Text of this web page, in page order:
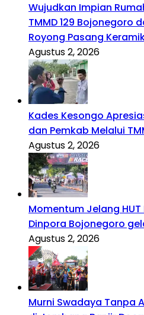
Wujudkan Impian
TMMD 129 Bojonegoro
Royong Pasang
Agustus 2, 2026
Kades Kesongo
dan Pemkab Melalui
Agustus 2, 2026
Momentum Jelang HUT
Dinpora Bojonegoro
Agustus 2, 2026
Murni Swadaya Tanpa